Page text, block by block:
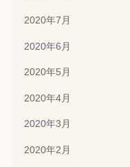
2020年7月
2020年6月
2020年5月
2020年4月
2020年3月
2020年2月